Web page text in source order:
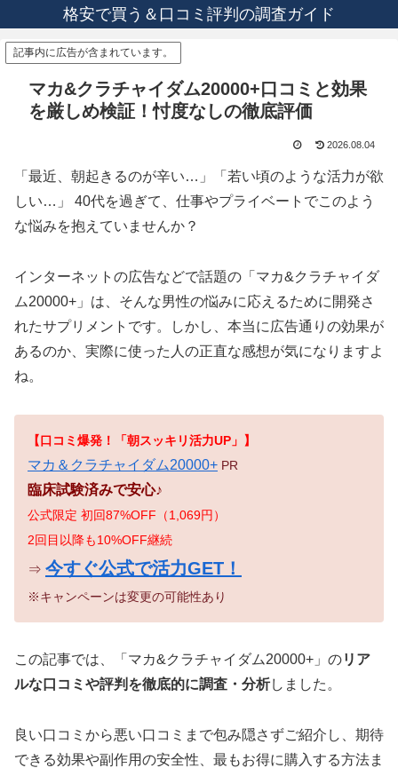
格安で買う＆口コミ評判の調査ガイド
記事内に広告が含まれています。
マカ&クラチャイダム20000+口コミと効果
を厳しめ検証！忖度なしの徹底評価
2026.08.04
「最近、朝起きるのが辛い…」「若い頃のような活力が欲
しい…」 40代を過ぎて、仕事やプライベートでこのよう
な悩みを抱えていませんか？
インターネットの広告などで話題の「マカ&クラチャイダ
ム20000+」は、そんな男性の悩みに応えるために開発さ
れたサプリメントです。しかし、本当に広告通りの効果が
あるのか、実際に使った人の正直な感想が気になりますよ
ね。
【口コミ爆発！「朝スッキリ活力UP」】
マカ＆クラチャイダム20000+ PR
臨床試験済みで安心♪
公式限定 初回87%OFF（1,069円）
2回目以降も10%OFF継続
⇒ 今すぐ公式で活力GET！
※キャンペーンは変更の可能性あり
この記事では、「マカ&クラチャイダム20000+」のリア
ルな口コミや評判を徹底的に調査・分析しました。
良い口コミから悪い口コミまで包み隠さずご紹介し、期待
できる効果や副作用の安全性、最もお得に購入する方法ま